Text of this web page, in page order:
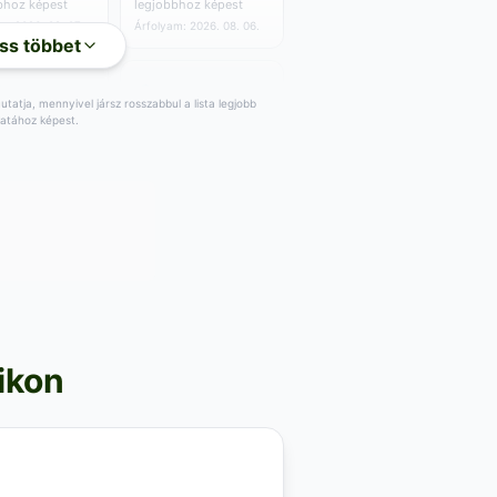
képest
2026. 08. 07.
legjobbhoz képest
Árfolyam: 2026. 08. 06.
többet
mennyivel jársz rosszabbul a lista legjobb
képest.